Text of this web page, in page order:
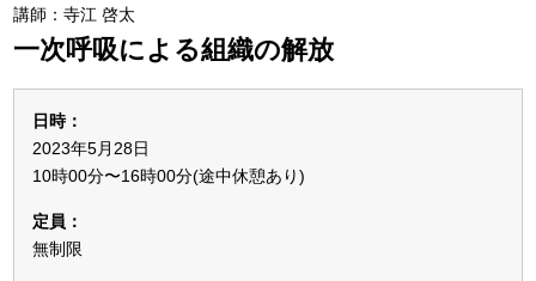
講師：寺江 啓太
一次呼吸による組織の解放
日時：
2023年5月28日
10時00分〜16時00分(途中休憩あり)
定員：
無制限